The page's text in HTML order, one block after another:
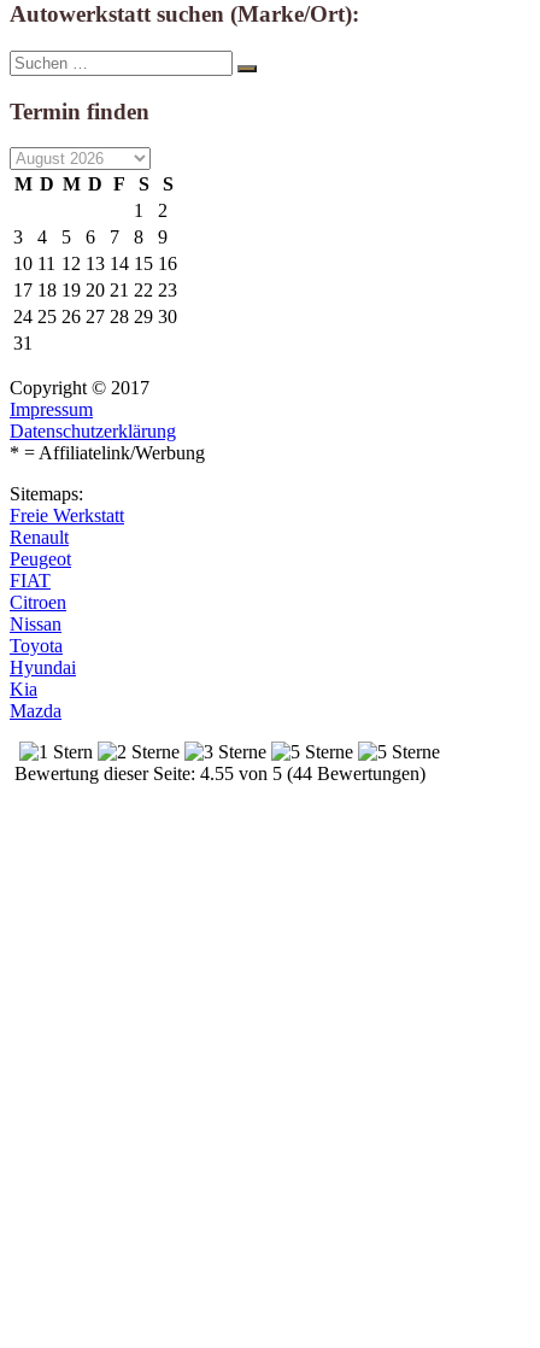
Autowerkstatt suchen (Marke/Ort):
Suche
nach:
Suchen
Termin finden
M D M D F S
S
1
2
3
4 5 6 7 8
9
10 11 12 13 14 15 16
17 18 19 20 21 22 23
24 25 26 27 28 29 30
31
Copyright © 2017
Impressum
Datenschutzerklärung
* = Affiliatelink/Werbung
Sitemaps:
Freie Werkstatt
Renault
Peugeot
FIAT
Citroen
Nissan
Toyota
Hyundai
Kia
Mazda
Bewertung dieser Seite: 4.55 von 5 (44 Bewertungen)